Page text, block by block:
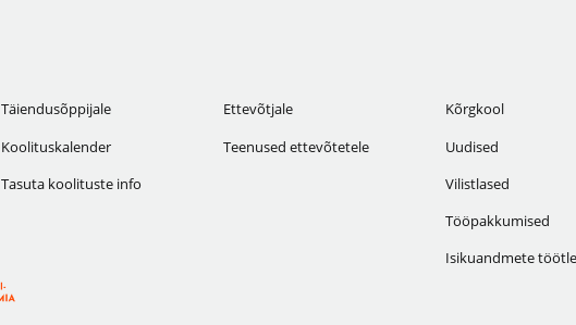
Täiendusõppijale
Koolituskalender
Tasuta koolituste info
Ettevõtjale
Teenused ettevõtetele
Kõrgkool
Uudised
Vilistlased
Tööpakkumised
Isikuandmete